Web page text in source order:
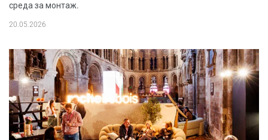
среда за монтаж.
20.05.2026